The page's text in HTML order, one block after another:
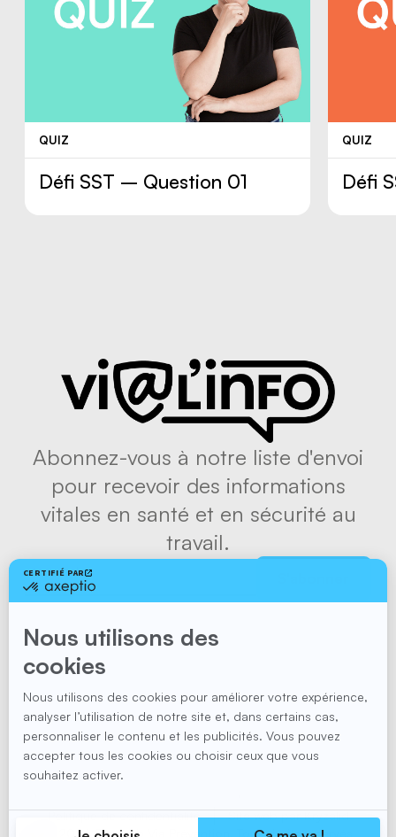
QUIZ
Défi SST – Question 01
QUIZ
Défi
Abonnez-vous à notre liste d'envoi
pour recevoir des informations
vitales en santé et en sécurité au
travail.
© 2026 Site web Via Prévention. Tous droits réservés
Politique de confidentialité Site web parKryzalid